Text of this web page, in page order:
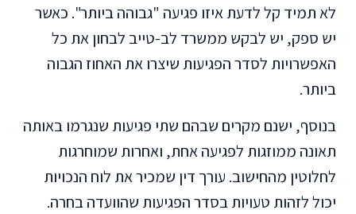
לא תמיד קל לדעת איזו פגיעה "גבוהה ביותר". כאשר
יש ספק, יש לבקש ממשרד לב-טייב לבחון את כל
האפשרויות לסדר הפגיעות שיצרו את האחוז הגבוה
ביותר.
בנוסף, ישנם מקרים שבהם שתי פגיעות שנגרמו באותה
תאונה ממוזגות לפגיעה אחת, ואחרות שמוחרגות
לחלוטין מהחישוב. עורך דין שמכיר את לוח הנכויות
יכול לזהות טעויות בסדר הפגיעות שהוועדה בחרה.